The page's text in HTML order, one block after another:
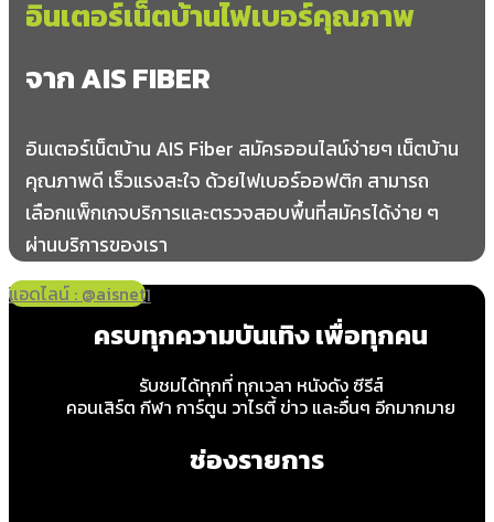
อินเตอร์เน็ตบ้านไฟเบอร์คุณภาพ
จาก AIS FIBER
อินเตอร์เน็ตบ้าน AIS Fiber สมัครออนไลน์ง่ายๆ เน็ตบ้าน
คุณภาพดี เร็วแรงสะใจ ด้วยไฟเบอร์ออฟติก สามารถ
เลือกแพ็กเกจบริการและตรวจสอบพื้นที่สมัครได้ง่าย ๆ
ผ่านบริการของเรา
โทร 065-349-8191
แอดไลน์ : @aisnet
ครบทุกความบันเทิง เพื่อทุกคน
รับชมได้ทุกที่ ทุกเวลา หนังดัง ซีรีส์
คอนเสิร์ต กีฬา การ์ตูน วาไรตี้ ข่าว และอื่นๆ อีกมากมาย
ช่องรายการ